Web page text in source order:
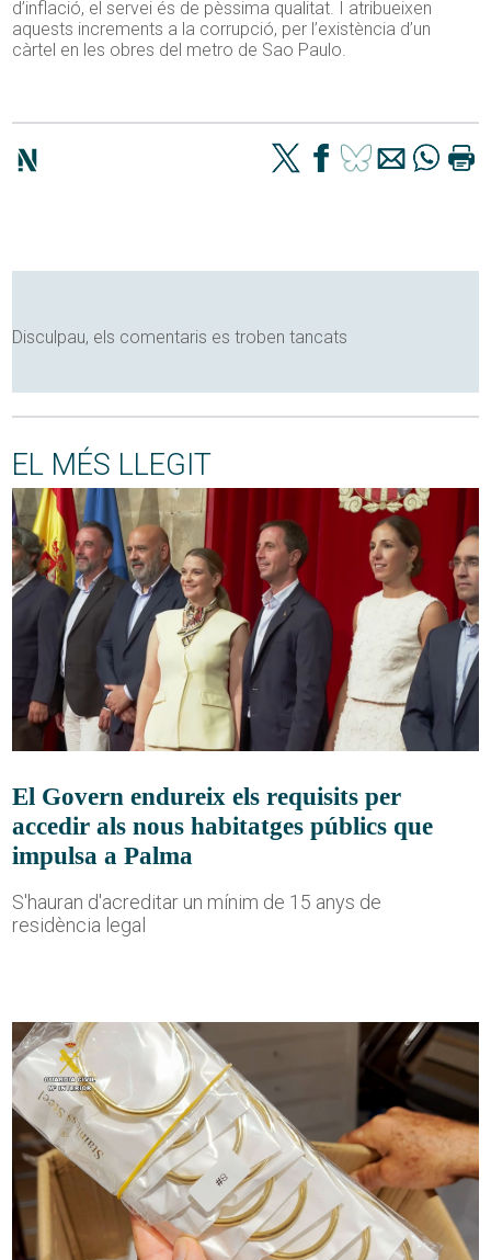
d’inflació, el servei és de pèssima qualitat. I atribueixen
aquests increments a la corrupció, per l’existència d’un
càrtel en les obres del metro de Sao Paulo.
Disculpau, els comentaris es troben tancats
EL MÉS LLEGIT
El Govern endureix els requisits per
accedir als nous habitatges públics que
impulsa a Palma
S'hauran d'acreditar un mínim de 15 anys de
residència legal